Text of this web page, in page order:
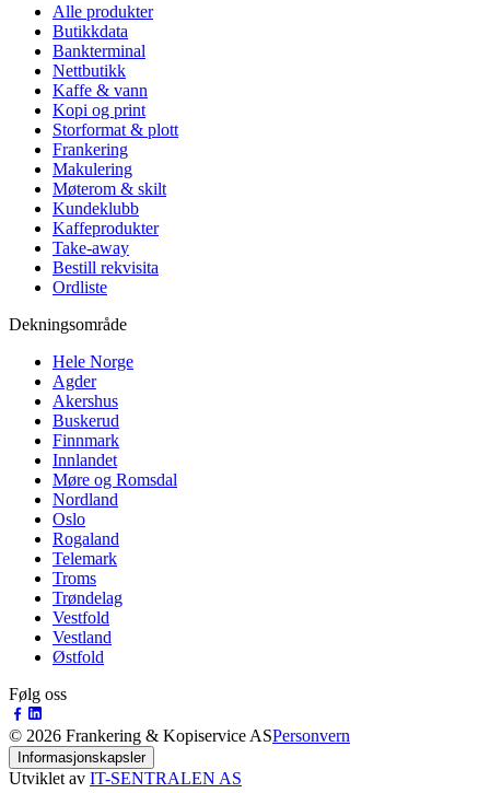
Alle produkter
Butikkdata
Bankterminal
Nettbutikk
Kaffe & vann
Kopi og print
Storformat & plott
Frankering
Makulering
Møterom & skilt
Kundeklubb
Kaffeprodukter
Take-away
Bestill rekvisita
Ordliste
Dekningsområde
Hele Norge
Agder
Akershus
Buskerud
Finnmark
Innlandet
Møre og Romsdal
Nordland
Oslo
Rogaland
Telemark
Troms
Trøndelag
Vestfold
Vestland
Østfold
Følg oss
© 2026 Frankering & Kopiservice ASPersonvern
Informasjonskapsler
Utviklet av IT-SENTRALEN AS